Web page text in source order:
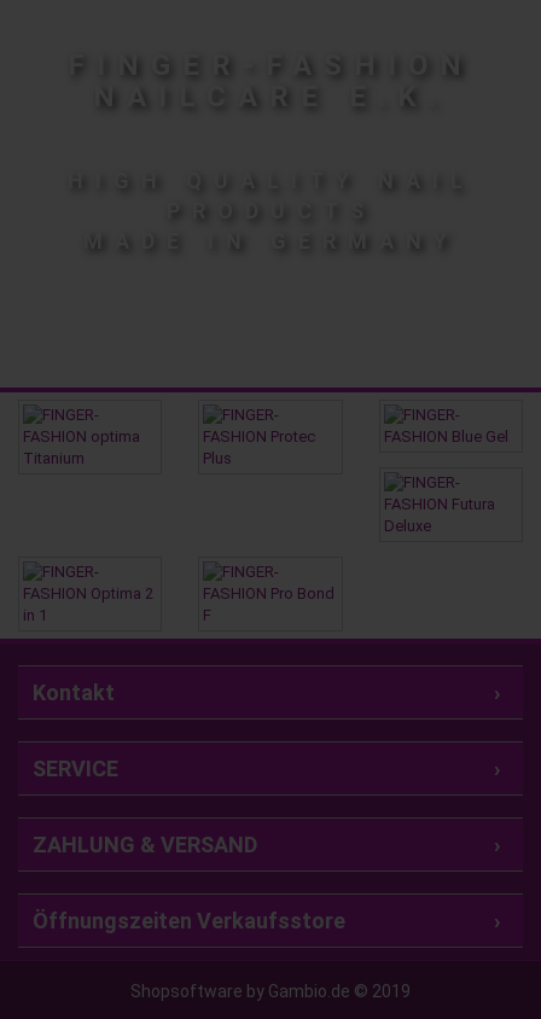
FINGER-FASHION
NAILCARE E.K.
Kontakt
SERVICE
ZAHLUNG & VERSAND
Öffnungszeiten Verkaufsstore
Shopsoftware by Gambio.de © 2019